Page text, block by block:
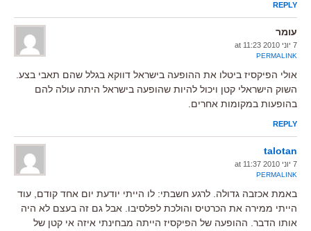
REPLY
עומר
7 יוני 2010 at 11:23
PERMALINK
אולי הפיקסיז ביטלו את ההופעה בישראל דווקא בגלל שהם תאבי בצע.
השוק הישראלי קטן ויכול להיות שהופעה בישראל היתה עולה להם
בהופעות במקומות אחרים.
REPLY
talotan
7 יוני 2010 at 11:37
PERMALINK
באמת אכזבה גדולה. לרגע חשבתי: לו הייתי יודעת יום אחד קודם, עוד
הייתי ממירה את הכרטיס והולכת לפלסיבו. אבל גם זה בעצם לא היה
אותו הדבר. ההופעה של הפיקסיז הייתה מבחינתי איזה אי קטן של